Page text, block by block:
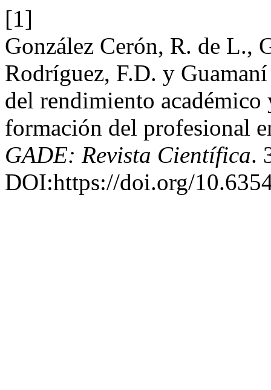
[1]
González Cerón, R. de L.,
Rodríguez, F.D. y
del rendimiento
formación del profesional
GADE: Revista Científica.
DOI:https://doi.org/